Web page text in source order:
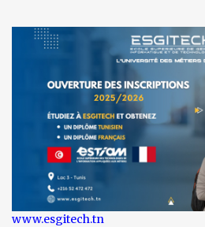
www.esgitech.tn